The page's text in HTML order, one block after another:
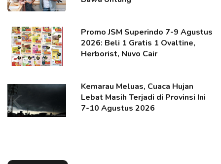
Promo JSM Superindo 7-9 Agustus
2026: Beli 1 Gratis 1 Ovaltine,
Herborist, Nuvo Cair
Kemarau Meluas, Cuaca Hujan
Lebat Masih Terjadi di Provinsi Ini
7-10 Agustus 2026